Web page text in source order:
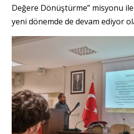
Değere Dönüştürme” misyonu ile
yeni dönemde de devam ediyor